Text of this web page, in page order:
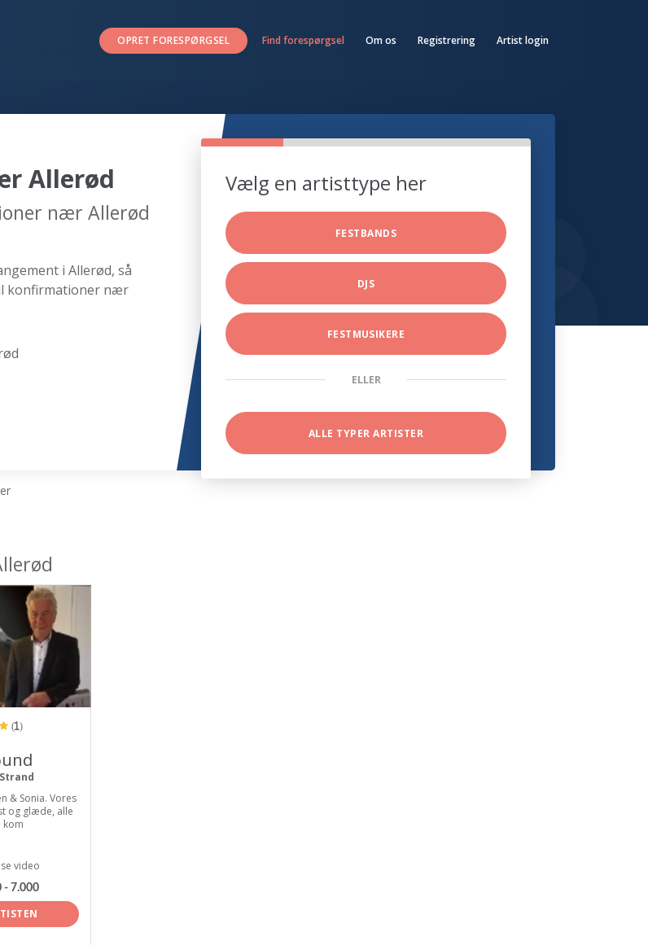
OPRET FORESPØRGSEL Find forespørgsel Om os Registrering Artist login
Allerød
nær Allerød
i Allerød, så
konfirmationer nær
Vælg en artisttype her
FESTBANDS
DJS
FESTMUSIKERE
ELLER
ALLE TYPER ARTISTER
(1)
& Sonia. Vores
og glæde, alle
kom
video
- 7.000